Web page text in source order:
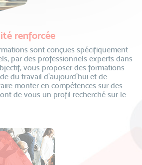
renforcée
sont conçues spécifiquement
par des professionnels experts dans
vous proposer des formations
du travail d’aujourd’hui et de
monter en compétences sur des
de vous un profil recherché sur le